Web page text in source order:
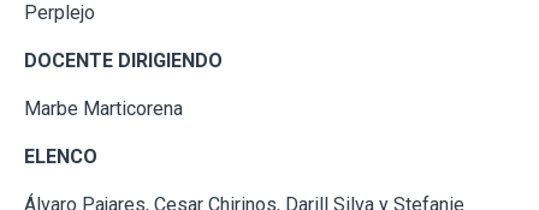
Perplejo
DOCENTE DIRIGIENDO
Marbe Marticorena
ELENCO
Álvaro Pajares, Cesar Chirinos, Darill Silva y Stefanie